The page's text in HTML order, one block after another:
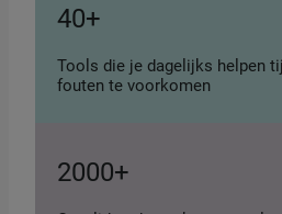
40+
Tools die je dagelijks helpen
fouten te voorkomen
2000+